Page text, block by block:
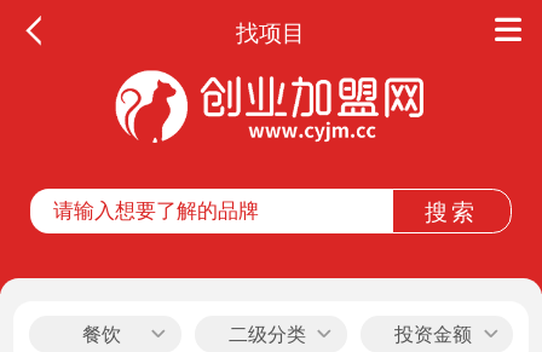
找项目
餐饮 二级分类 投资金额
全部
酒店